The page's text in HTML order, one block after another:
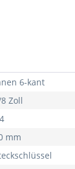
6-kant
Zoll
mm